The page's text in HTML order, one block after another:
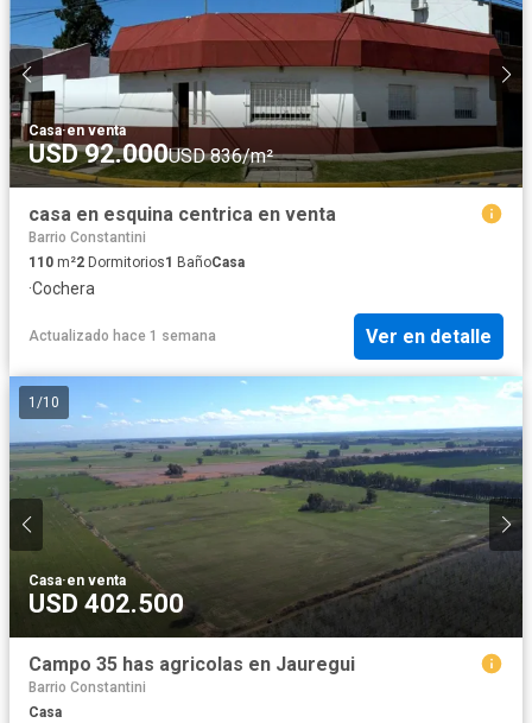
Casa·en venta
USD 92.000USD 836/m²
casa en esquina centrica en venta
Barrio Constantini
110 m²2 Dormitorios1 BañoCasa
·Cochera
Actualizado hace 1 semana Ver en detalle
1 /10
Casa·en venta
USD 402.500
Campo 35 has agricolas en Jauregui
Barrio Constantini
Casa